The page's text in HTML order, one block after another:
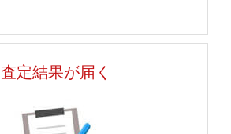
査定結果が届く